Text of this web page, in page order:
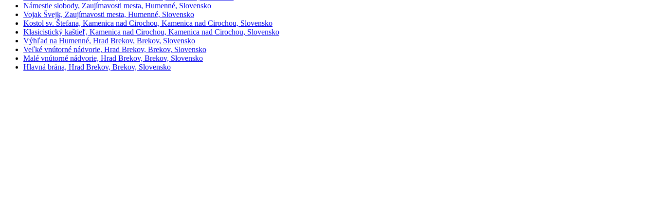
Námestie slobody, Zaujímavosti mesta, Humenné, Slovensko
Vojak Švejk, Zaujímavosti mesta, Humenné, Slovensko
Kostol sv. Štefana, Kamenica nad Cirochou, Kamenica nad Cirochou, Slovensko
Klasicistický kaštieľ, Kamenica nad Cirochou, Kamenica nad Cirochou, Slovensko
Výhľad na Humenné, Hrad Brekov, Brekov, Slovensko
Veľké vnútorné nádvorie, Hrad Brekov, Brekov, Slovensko
Malé vnútorné nádvorie, Hrad Brekov, Brekov, Slovensko
Hlavná brána, Hrad Brekov, Brekov, Slovensko